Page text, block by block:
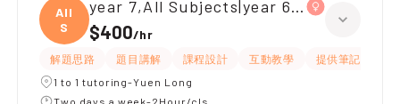
All
S
year 7,All Subjects|year 6,All Subjects
$400/hr
解題思路 題目講解 課程設計 互動教學 提供筆記
1 to 1 tutoring-Yuen Long
Two days a week-2Hour/cls